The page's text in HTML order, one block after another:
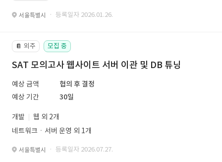
서울특별시 · 등록일자 2026.01.26.
📔 외주 모집 중
SAT 모의고사 웹사이트 서버 이관 및 DB 튜닝
예상 금액
협의 후 결정
예상 기간
30일
개발
웹 외 2개
네트워크ㆍ서버 운영 외 1개
서울특별시 · 등록일자 2026.07.27.